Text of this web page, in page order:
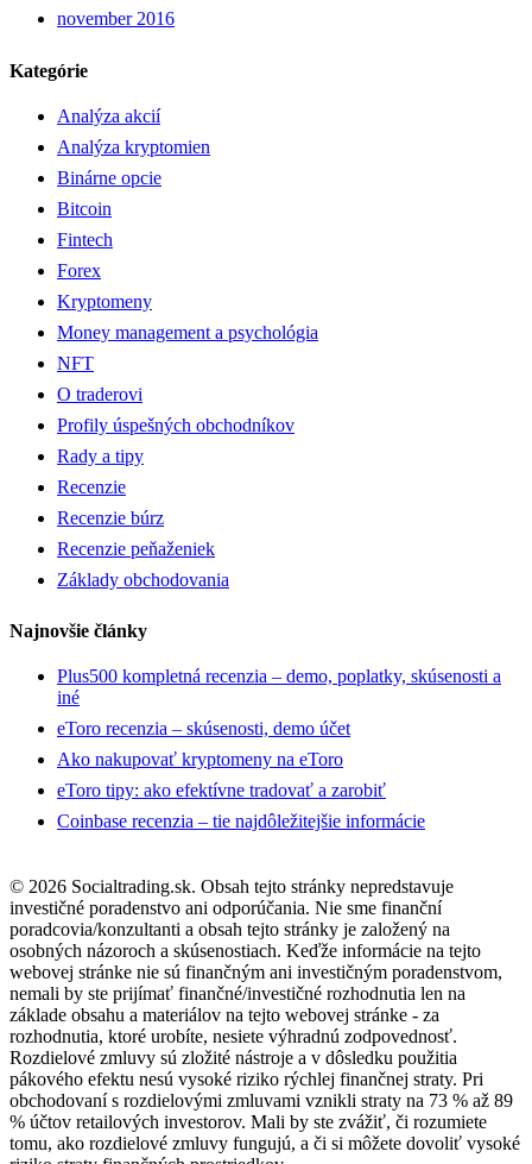
november 2016
Kategórie
Analýza akcií
Analýza kryptomien
Binárne opcie
Bitcoin
Fintech
Forex
Kryptomeny
Money management a psychológia
NFT
O traderovi
Profily úspešných obchodníkov
Rady a tipy
Recenzie
Recenzie búrz
Recenzie peňaženiek
Základy obchodovania
Najnovšie články
Plus500 kompletná recenzia – demo, poplatky, skúsenosti a
iné
eToro recenzia – skúsenosti, demo účet
Ako nakupovať kryptomeny na eToro
eToro tipy: ako efektívne tradovať a zarobiť
Coinbase recenzia – tie najdôležitejšie informácie
© 2026 Socialtrading.sk. Obsah tejto stránky nepredstavuje
investičné poradenstvo ani odporúčania. Nie sme finanční
poradcovia/konzultanti a obsah tejto stránky je založený na
osobných názoroch a skúsenostiach. Keďže informácie na tejto
webovej stránke nie sú finančným ani investičným poradenstvom,
nemali by ste prijímať finančné/investičné rozhodnutia len na
základe obsahu a materiálov na tejto webovej stránke - za
rozhodnutia, ktoré urobíte, nesiete výhradnú zodpovednosť.
Rozdielové zmluvy sú zložité nástroje a v dôsledku použitia
pákového efektu nesú vysoké riziko rýchlej finančnej straty. Pri
obchodovaní s rozdielovými zmluvami vznikli straty na 73 % až 89
% účtov retailových investorov. Mali by ste zvážiť, či rozumiete
tomu, ako rozdielové zmluvy fungujú, a či si môžete dovoliť vysoké